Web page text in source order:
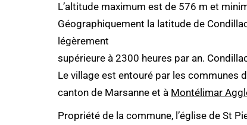
L’altitude maximum est de 576 m et
Géographiquement la latitude de
légèrement
supérieure à 2300 heures par an.
Le village est entouré par les communes
canton de Marsanne et à Montélimar
Propriété de la commune, l’église de St